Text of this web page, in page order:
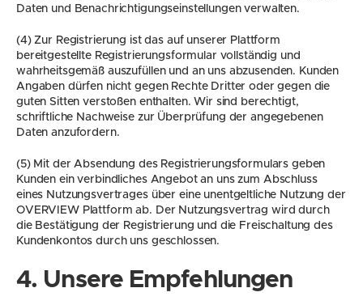
Daten und Benachrichtigungseinstellungen verwalten.
(4) Zur Registrierung ist das auf unserer Plattform
bereitgestellte Registrierungsformular vollständig und
wahrheitsgemäß auszufüllen und an uns abzusenden. Kunden
Angaben dürfen nicht gegen Rechte Dritter oder gegen die
guten Sitten verstoßen enthalten. Wir sind berechtigt,
schriftliche Nachweise zur Überprüfung der angegebenen
Daten anzufordern.
(5) Mit der Absendung des Registrierungsformulars geben
Kunden ein verbindliches Angebot an uns zum Abschluss
eines Nutzungsvertrages über eine unentgeltliche Nutzung der
OVERVIEW Plattform ab. Der Nutzungsvertrag wird durch
die Bestätigung der Registrierung und die Freischaltung des
Kundenkontos durch uns geschlossen.
4. Unsere Empfehlungen